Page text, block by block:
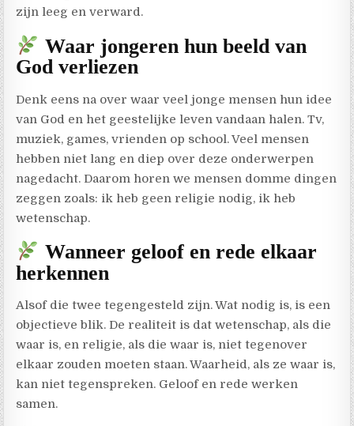
zijn leeg en verward.
Waar jongeren hun beeld van
God verliezen
Denk eens na over waar veel jonge mensen hun idee
van God en het geestelijke leven vandaan halen. Tv,
muziek, games, vrienden op school. Veel mensen
hebben niet lang en diep over deze onderwerpen
nagedacht. Daarom horen we mensen domme dingen
zeggen zoals: ik heb geen religie nodig, ik heb
wetenschap.
Wanneer geloof en rede elkaar
herkennen
Alsof die twee tegengesteld zijn. Wat nodig is, is een
objectieve blik. De realiteit is dat wetenschap, als die
waar is, en religie, als die waar is, niet tegenover
elkaar zouden moeten staan. Waarheid, als ze waar is,
kan niet tegenspreken. Geloof en rede werken
samen.